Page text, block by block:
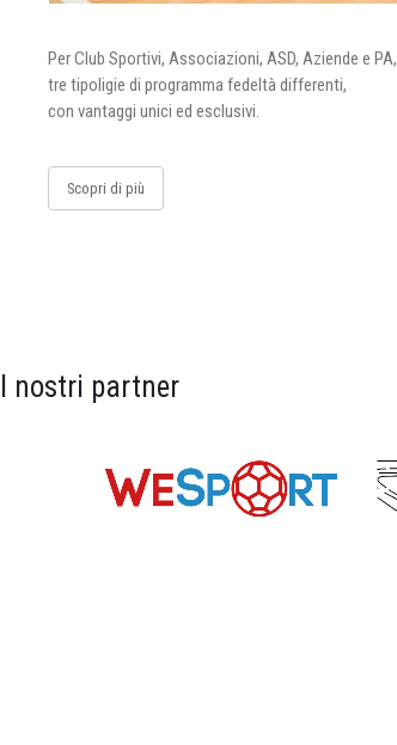
Per Club Sportivi, Associazioni, ASD, Aziende e PA,
tre tipoligie di programma fedeltà differenti,
con vantaggi unici ed esclusivi.
Scopri di più
I nostri partner